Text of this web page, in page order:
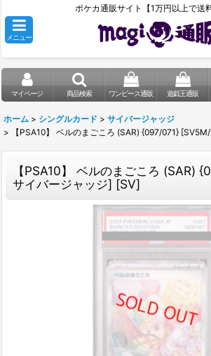
ポケカ通販サイト【1万円以上で送
メニュー
マイページ 商品検索 ワンピース通販 遊戯王通販
ホーム > シングルカード > サイバージャッジ
>
【PSA10】 ベルのまごころ (SAR) {097/071}
【PSA10】 ベルのまごころ (SAR)
サイバージャッジ] [SV]